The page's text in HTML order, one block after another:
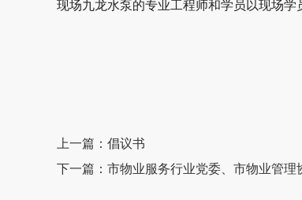
现场九龙水泵的专业工程师和学员以现场
上一篇：倡议书
下一篇：市物业服务行业党委、市物业管